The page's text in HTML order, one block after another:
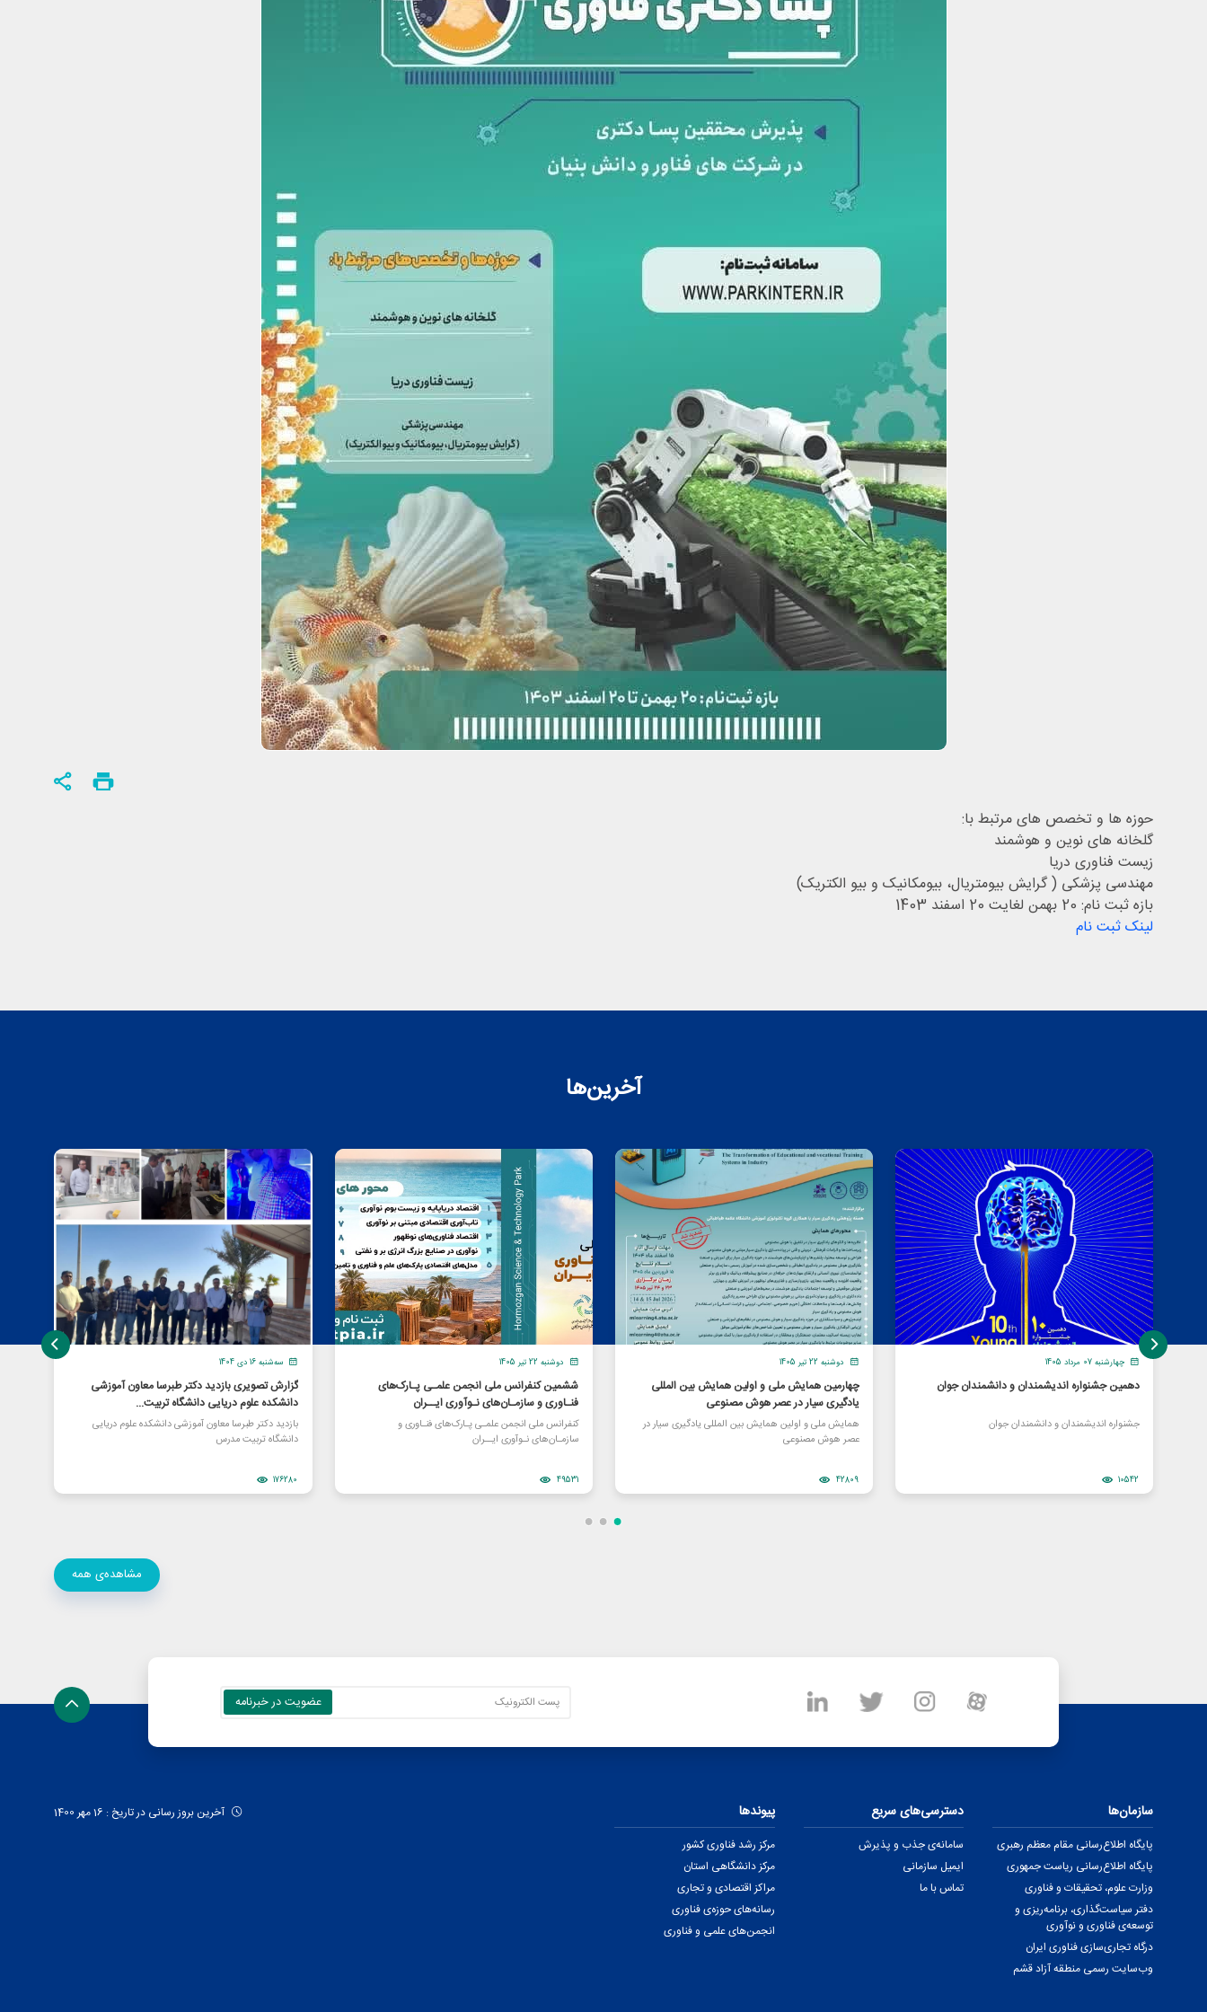
حوزه ها و تخصص های مرتبط با:
گلخانه های نوین و هوشمند
زیست فناوری دریا
مهندسی پزشکی ( گرایش بیومتریال، بیومکانیک و بیو الکتریک)
بازه ثبت نام: 20 بهمن لغایت 20 اسفند 1403
لینک ثبت نام
آخرین‌ها
چهارشنبه 07 مرداد 1405
دهمین جشنواره اندیشمندان و دانشمندان جوان
جشنواره اندیشمندان و دانشمندان جوان
10542
دوشنبه 22 تیر 1405
چهارمین همایش ملی و اولین همایش بین المللی
یادگیری سیار در عصر هوش مصنوعی
همایش ملی و اولین همایش بین المللی یادگیری سیار در
عصر هوش مصنوعی
42809
دوشنبه 22 تیر 1405
ششمین کنفرانس ملی انجمن علمـی پـارک‌های
فنـاوری و سازمـان‌های نـوآوری ایــران
کنفرانس ملی انجمن علمـی پـارک‌های فنـاوری و
سازمـان‌های نـوآوری ایــران
49531
سه‌شنبه 16 دی 1404
گزارش تصویری بازدید دکتر طبرسا معاون آموزشی
دانشکده علوم دریایی دانشگاه تربیت...
بازدید دکتر طبرسا معاون آموزشی دانشکده علوم دریایی
دانشگاه تربیت مدرس
176280
مشاهده‌ی همه
سازمان‌ها
پایگاه اطلاع‌رسانی مقام معظم رهبری
پایگاه اطلاع‌رسانی ریاست جمهوری
وزارت علوم، تحقیقات و فناوری
دفتر سیاست‌گذاری، برنامه‌ریزی و
توسعه‌ی فناوری و نوآوری
درگاه تجاری‌سازی فناوری ایران
وب‌سایت رسمی منطقه آزاد قشم
دسترسی‌های سریع
سامانه‌ی جذب و پذیرش
ایمیل سازمانی
تماس با ما
پیوندها
مرکز رشد فناوری کشور
مرکز دانشگاهی استان
مراکز اقتصادی و تجاری
رسانه‌های حوزه‌ی فناوری
انجمن‌های علمی و فناوری
آخرین بروز رسانی در تاریخ : 16 مهر 1400